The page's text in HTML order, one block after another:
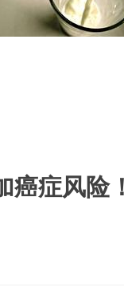
癌症风险